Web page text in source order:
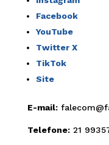
Facebook
YouTube
Twitter X
TikTok
Site
E-mail:
Telefone:21